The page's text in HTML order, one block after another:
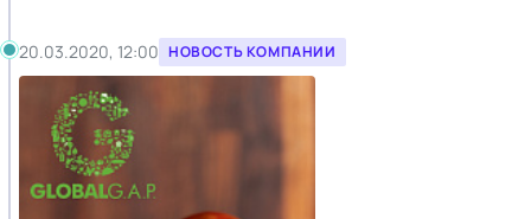
20.03.2020, 12:00 НОВОСТЬ КОМПАНИИ